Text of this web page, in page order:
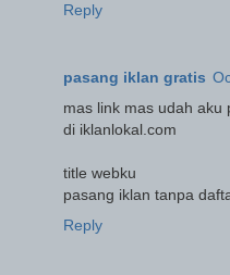
Reply
pasang iklan gratis
mas link mas udah aku
di iklanlokal.com
title webku
pasang iklan tanpa
Reply